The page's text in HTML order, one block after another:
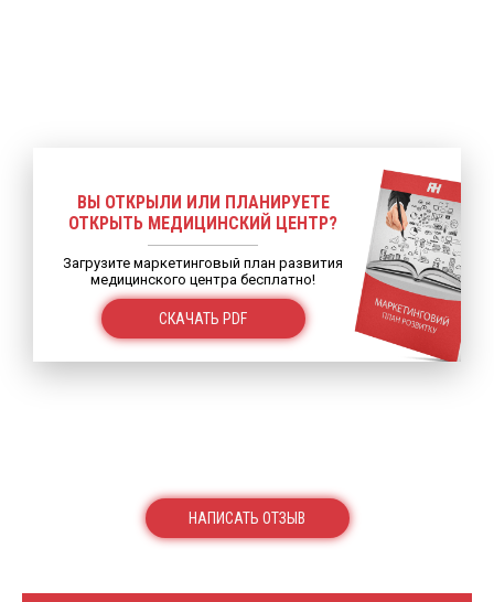
ВЫ ОТКРЫЛИ ИЛИ ПЛАНИРУЕТЕ
ОТКРЫТЬ МЕДИЦИНСКИЙ ЦЕНТР?
Загрузите маркетинговый план развития
медицинского центра бесплатно!
СКАЧАТЬ PDF
НАПИСАТЬ ОТЗЫВ